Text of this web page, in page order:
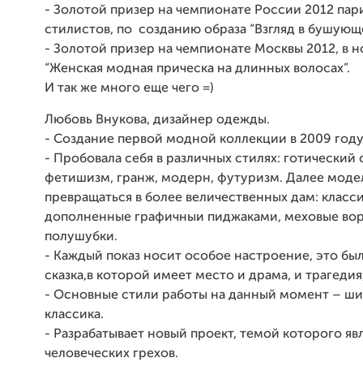
- Золотой призер на чемпионате России 2012
стилистов, по созданию образа “Взгляд в
- Золотой призер на чемпионате Москвы 2012, в
“Женская модная прическа на длинных волосах”.
И так же много еще чего =)
Любовь Внукова, дизайнер одежды.
- Создание первой модной коллекции в 2009 году
- Пробовала себя в различных стилях: готический
фетишизм, гранж, модерн, футуризм. Далее
превращаться в более величественных дам:
дополненные графичныи пиджаками, меховые
полушубки.
- Каждый показ носит особое настроение, это
сказка,в которой имеет место и драма, и
- Основные стили работы на данный момент –
классика.
- Разрабатывает новый проект, темой которого
человеческих грехов.